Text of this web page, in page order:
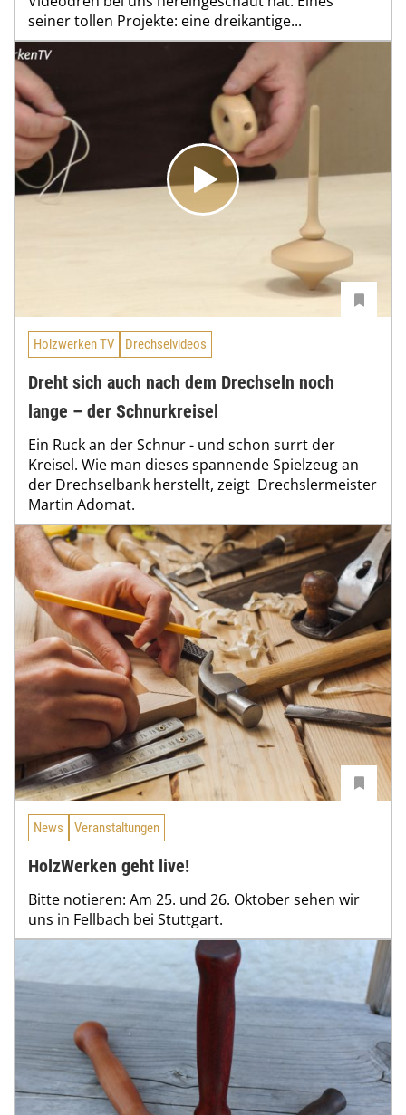
seiner tollen Projekte: eine dreikantige...
Holzwerken TV Drechselvideos
Dreht sich auch nach dem Drechseln noch
lange – der Schnurkreisel
Ein Ruck an der Schnur - und schon surrt der
Kreisel. Wie man dieses spannende Spielzeug an
der Drechselbank herstellt, zeigt Drechslermeister
Martin Adomat.
News Veranstaltungen
HolzWerken geht live!
Bitte notieren: Am 25. und 26. Oktober sehen wir
uns in Fellbach bei Stuttgart.